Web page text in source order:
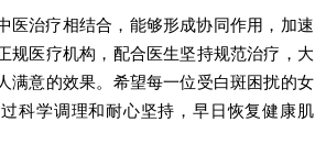
医治疗相结合，能够形成协同作用，加速
规医疗机构，配合医生坚持规范治疗，大
满意的效果。希望每一位受白斑困扰的女
科学调理和耐心坚持，早日恢复健康肌